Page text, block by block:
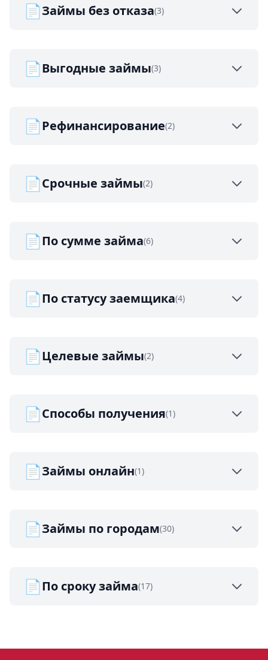
📄Займы без отказа(3)
📄Выгодные займы(3)
📄Рефинансирование(2)
📄Срочные займы(2)
📄По сумме займа(6)
📄По статусу заемщика(4)
📄Целевые займы(2)
📄Способы получения(1)
📄Займы онлайн(1)
📄Займы по городам(30)
📄По сроку займа(17)